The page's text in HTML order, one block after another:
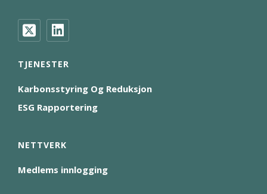
TJENESTER
Karbonsstyring Og Reduksjon
ESG Rapportering
NETTVERK
Medlems innlogging